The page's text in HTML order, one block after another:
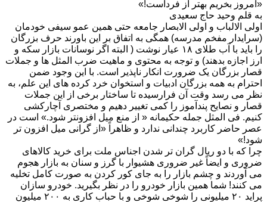
«امروز بخریم بهتر از فرداست!»
به قلم وحید حاج سعیدی
اولی الالباب و اولی الابصار جامعه حتی همین عمو سیفی خودمان
(سرایدار مفخم مدرسه) همگی به اتفاق بر این باورند حرف بزرگان
را باید با آب طلای ۱۸ عیار نوشت ( البته اگر نوسانات بازار سکه و
ارز اجازه بدهند) و توجه به محتوی و ماهیت ضرب المثل ها و جملات
قصار بزرگان یک ضرورت انکار ناپذیر است. با این وجود ضمن
احترام به همه بزرگان ادبیات و استخوان خرد کرده های این علم، به
نظر می رسد وقت آن فرارسیده تا ساختار برخی از این جملات
قصار و نصایح پندآموز را کمی تغییر دهیم و مختصری آچارکشی
کنیم. فی المثل جمله حکیمانه « از منع میل افزونتر شود.» است در
عصر حاضر کاربرد چندانی ندارد و ظاهراً «از گرانی میل افزون تر
شود!»
چرا که با دو ریال گران تر شدن اجناس ملت برای خرید کالاهای
ضروری و ایضاً غیر ضروری هشیوار با گرز و سنان به بازار هجوم
می آوردند و چشم بازار را به جای کور کردن به صورت کامل تخلیه
می کنند! شما همین بازار خودرو را در نظر بگیرید. خودرو سازان
پراید ۲۰ میلیونی را شوخی شوخی و با حباب کاری به ۲۰۰ میلیون